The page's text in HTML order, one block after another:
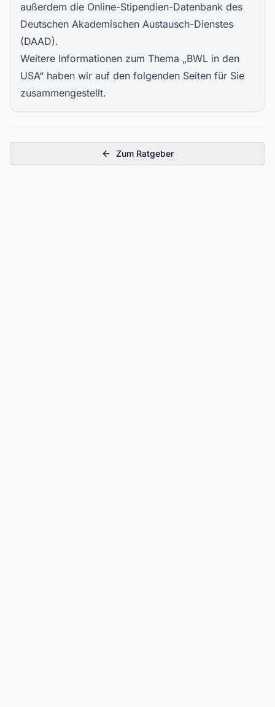
außerdem die Online-Stipendien-Datenbank des
Deutschen Akademischen Austausch-Dienstes
(DAAD).
Weitere Informationen zum Thema „BWL in den
USA“ haben wir auf den folgenden Seiten für Sie
zusammengestellt.
Zum Ratgeber